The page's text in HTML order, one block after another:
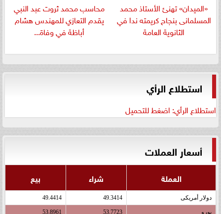
«الميدان» تهنئ الأستاذ محمد
المسلمانى بنجاح كريمته ندا في
الثانوية العامة
​محاسب محمد ثروت عبد النبي
يقدم التعازي للمهندس هشام
أباظة في وفاة...
استطلاع الرأي
استطلاع الرأي: اضغط للتحميل
أسعار العملات
العملة شراء بيع
دولار أمريكى 49.3414
49.4414
يورو 53.7723
53.8961